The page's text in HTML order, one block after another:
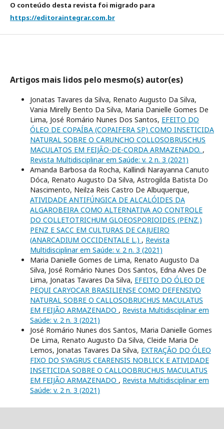
O conteúdo desta revista foi migrado para
https://editoraintegrar.com.br
Artigos mais lidos pelo mesmo(s) autor(es)
Jonatas Tavares da Silva, Renato Augusto Da Silva,
Vania Mirelly Bento Da Silva, Maria Danielle Gomes De
Lima, José Romário Nunes Dos Santos, EFEITO DO
ÓLEO DE COPAÍBA (COPAIFERA SP) COMO INSETICIDA
NATURAL SOBRE O CARUNCHO COLLOSOBRUSCHUS
MACULATOS EM FEIJÃO-DE-CORDA ARMAZENADO. ,
Revista Multidisciplinar em Saúde: v. 2 n. 3 (2021)
Amanda Barbosa da Rocha, Kallindi Narayanna Canuto
Dóca, Renato Augusto Da Silva, Astrogilda Batista Do
Nascimento, Neilza Reis Castro De Albuquerque,
ATIVIDADE ANTIFÚNGICA DE ALCALÓIDES DA
ALGAROBEIRA COMO ALTERNATIVA AO CONTROLE
DO COLLETOTRICHUM GLOEOSPORIOIDES (PENZ.)
PENZ E SACC EM CULTURAS DE CAJUEIRO
(ANARCADIUM OCCIDENTALE L.) , Revista
Multidisciplinar em Saúde: v. 2 n. 3 (2021)
Maria Danielle Gomes de Lima, Renato Augusto Da
Silva, José Romário Nunes Dos Santos, Edna Alves De
Lima, Jonatas Tavares Da Silva, EFEITO DO ÓLEO DE
PEQUI CARYOCAR BRASILIENSE COMO DEFENSIVO
NATURAL SOBRE O CALLOSOBRUCHUS MACULATUS
EM FEIJÃO ARMAZENADO , Revista Multidisciplinar em
Saúde: v. 2 n. 3 (2021)
José Romário Nunes dos Santos, Maria Danielle Gomes
De Lima, Renato Augusto Da Silva, Cleide Maria De
Lemos, Jonatas Tavares Da Silva, EXTRAÇÃO DO ÓLEO
FIXO DO SYAGRUS CEARENSIS NOBLICK E ATIVIDADE
INSETICIDA SOBRE O CALLOOBRUCHUS MACULATUS
EM FEIJÃO ARMAZENADO , Revista Multidisciplinar em
Saúde: v. 2 n. 3 (2021)